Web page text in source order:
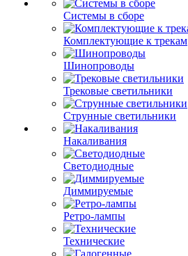
Системы в сборе
Комплектующие к трекам
Шинопроводы
Трековые светильники
Струнные светильники
Накаливания
Светодиодные
Диммируемые
Ретро-лампы
Технические